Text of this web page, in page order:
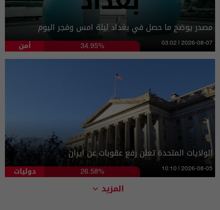
مصدر يوضح ما حصل في بغداد ليلة امس وفجر اليوم
أمن 34.95% 03:02 | 2026-08-07
الولايات المتحدة تعلن رفع عقوبات عن ايران
دوليات 26.58% 10:10 | 2026-08-05
المزيد